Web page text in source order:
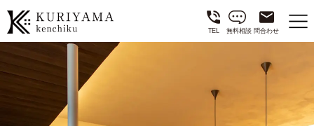
TEL 無料相談 問合わせ